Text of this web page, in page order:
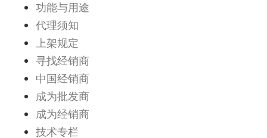
功能与用途
代理须知
上架规定
寻找经销商
中国经销商
成为批发商
成为经销商
技术专栏